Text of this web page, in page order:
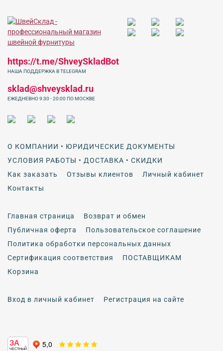
О КОМПАНИИ • ЮРИДИЧЕСКИЕ ДОКУМЕНТЫ
УСЛОВИЯ РАБОТЫ • ДОСТАВКА • СКИДКИ
Как заказать
Отзывы клиентов
Личный кабинет
Контакты
Главная страница
Возврат и обмен
Публичная оферта
Пользовательское соглашение
Политика обработки персональных данных
Сертификация соответствия
ПОСТАВЩИКАМ
Корзина
Вход в личный кабинет Регистрация на сайте
https://t.me/ShveySkladBot
НАША ПОДДЕРЖКА В TELEGRAM
sklad@shveysklad.ru
ЕЖЕДНЕВНО 9:30 - 20:00 ПО МОСКВЕ
ЗА
ЧЕСТНЫЙ